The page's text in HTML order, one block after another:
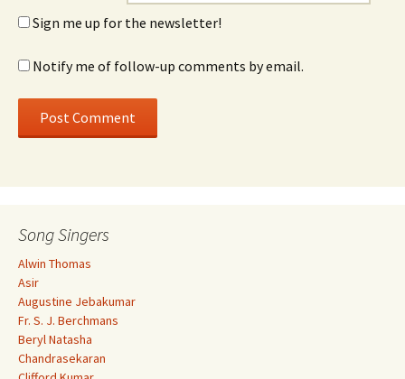
Sign me up for the newsletter!
Notify me of follow-up comments by email.
Song Singers
Alwin Thomas
Asir
Augustine Jebakumar
Fr. S. J. Berchmans
Beryl Natasha
Chandrasekaran